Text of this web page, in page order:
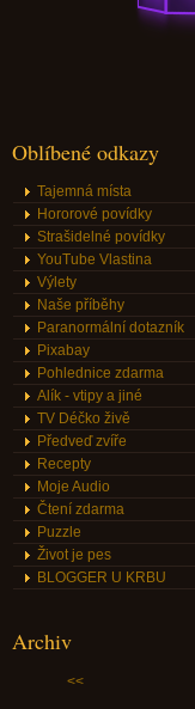
Oblíbené odkazy
Tajemná místa
Hororové povídky
Strašidelné povídky
YouTube Vlastina
Výlety
Naše příběhy
Paranormální dotazník
Pixabay
Pohlednice zdarma
Alík - vtipy a jiné
TV Déčko živě
Předveď zvíře
Recepty
Moje Audio
Čtení zdarma
Puzzle
Život je pes
BLOGGER U KRBU
Archiv
<<